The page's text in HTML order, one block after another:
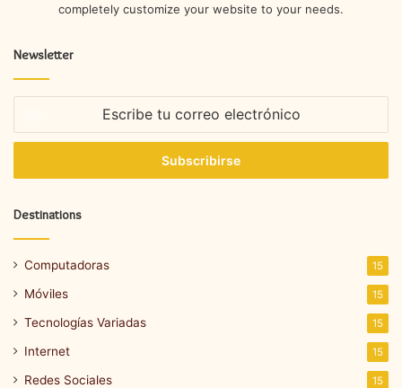
completely customize your website to your needs.
Newsletter
correo
Destinations
Computadoras 15
Móviles 15
Tecnologías Variadas 15
Internet 15
Redes Sociales 15